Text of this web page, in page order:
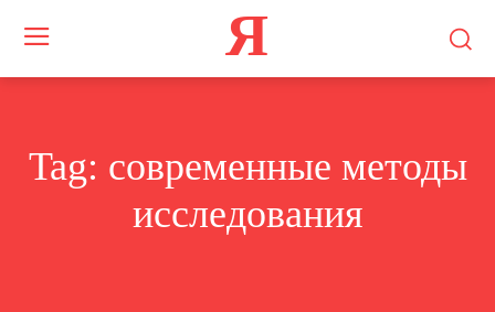
Я
Tag: современные методы
исследования